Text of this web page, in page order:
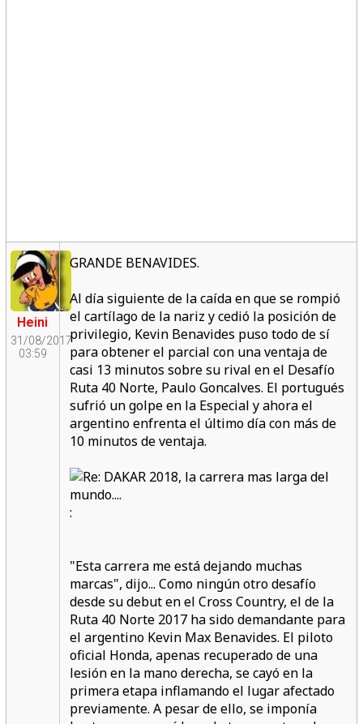
Heini
31/08/2017
03:59
GRANDE BENAVIDES.
Al día siguiente de la caída en que se rompió
el cartílago de la nariz y cedió la posición de
privilegio, Kevin Benavides puso todo de sí
para obtener el parcial con una ventaja de
casi 13 minutos sobre su rival en el Desafío
Ruta 40 Norte, Paulo Goncalves. El portugués
sufrió un golpe en la Especial y ahora el
argentino enfrenta el último día con más de
10 minutos de ventaja.
:
"Esta carrera me está dejando muchas
marcas", dijo... Como ningún otro desafío
desde su debut en el Cross Country, el de la
Ruta 40 Norte 2017 ha sido demandante para
el argentino Kevin Max Benavides. El piloto
oficial Honda, apenas recuperado de una
lesión en la mano derecha, se cayó en la
primera etapa inflamando el lugar afectado
previamente. A pesar de ello, se imponía